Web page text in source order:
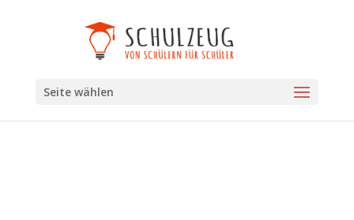
Seite wählen